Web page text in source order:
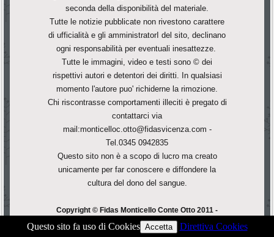
seconda della disponibilità del materiale.
Tutte le notizie pubblicate non rivestono carattere
di ufficialità e gli amministratorI del sito, declinano
ogni responsabilità per eventuali inesattezze.
Tutte le immagini, video e testi sono © dei
rispettivi autori e detentori dei diritti. In qualsiasi
momento l'autore puo' richiderne la rimozione.
Chi riscontrasse comportamenti illeciti è pregato di
contattarci via
mail:monticelloc.otto@fidasvicenza.com -
Tel.0345 0942835
Questo sito non è a scopo di lucro ma creato
unicamente per far conoscere e diffondere la
cultura del dono del sangue.
Copyright © Fidas Monticello Conte Otto 2011 -
F.Corà - All Rights Reserved.
Questo sito fa uso di Cookies Accetta Direttiva Cookies